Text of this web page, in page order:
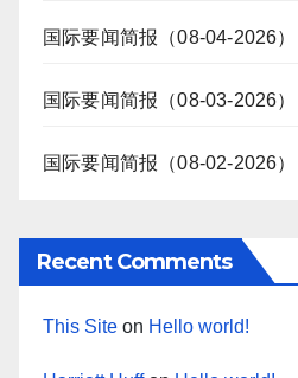
国际要闻简报（08-04-2026）
国际要闻简报（08-03-2026）
国际要闻简报（08-02-2026）
Recent Comments
This Site on Hello world!